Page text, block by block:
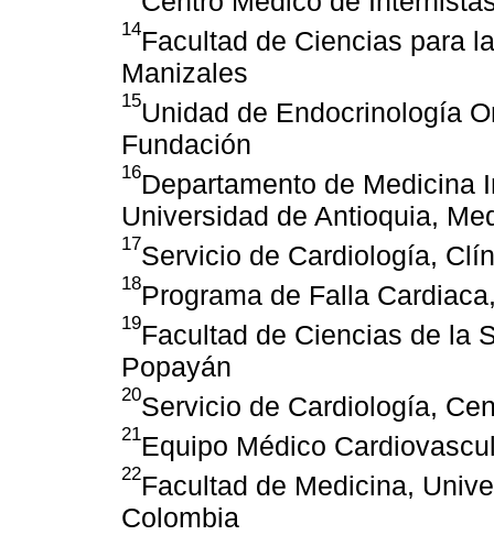
14Facultad de Ciencias para
Manizales
15Unidad de Endocrinología
Fundación
16Departamento de Medicina
Universidad de Antioquia,
17Servicio de Cardiología,
18Programa de Falla
19Facultad de Ciencias de la
Popayán
20Servicio de Cardiología,
21Equipo Médico
22Facultad de Medicina,
Colombia